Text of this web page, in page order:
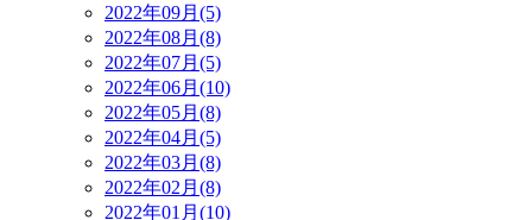
2022年09月(5)
2022年08月(8)
2022年07月(5)
2022年06月(10)
2022年05月(8)
2022年04月(5)
2022年03月(8)
2022年02月(8)
2022年01月(10)